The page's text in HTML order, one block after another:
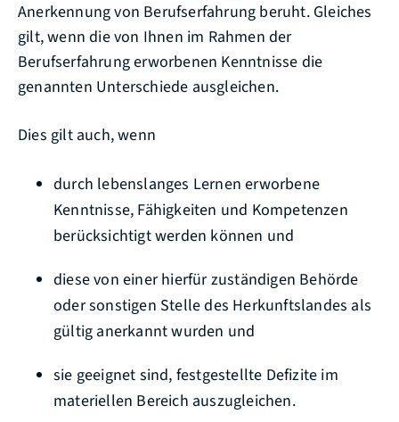
Anerkennung von Berufserfahrung beruht. Gleiches
gilt, wenn die von Ihnen im Rahmen der
Berufserfahrung erworbenen Kenntnisse die
genannten Unterschiede ausgleichen.
Dies gilt auch, wenn
durch lebenslanges Lernen erworbene
Kenntnisse, Fähigkeiten und Kompetenzen
berücksichtigt werden können und
diese von einer hierfür zuständigen Behörde
oder sonstigen Stelle des Herkunftslandes als
gültig anerkannt wurden und
sie geeignet sind, festgestellte Defizite im
materiellen Bereich auszugleichen.